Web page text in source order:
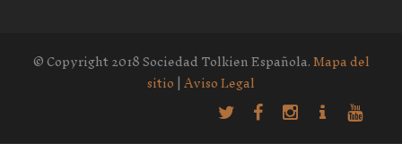
© Copyright 2018 Sociedad Tolkien Española.Mapa del
sitio|Aviso Legal